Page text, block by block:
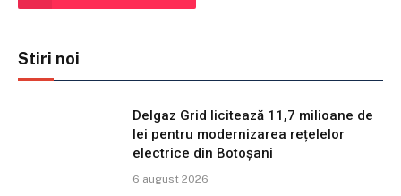
Stiri noi
Delgaz Grid licitează 11,7 milioane de
lei pentru modernizarea rețelelor
electrice din Botoșani
6 august 2026